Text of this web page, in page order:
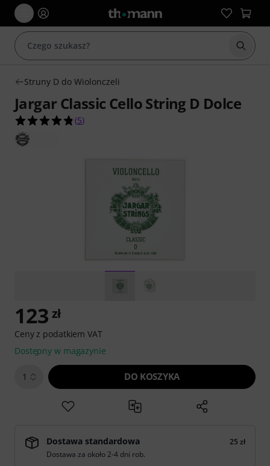
Struny D do Wiolonczeli
Jargar Classic Cello String D Dolce
4.8 na 5 gwiazdek z 5 ocen klientów
(5)
123 zł
Ceny z podatkiem VAT
Dostępny w magazynie
1 DO KOSZYKA
Dostawa standardowa
25 zł
Dostawa za około 2-4 dni rob.